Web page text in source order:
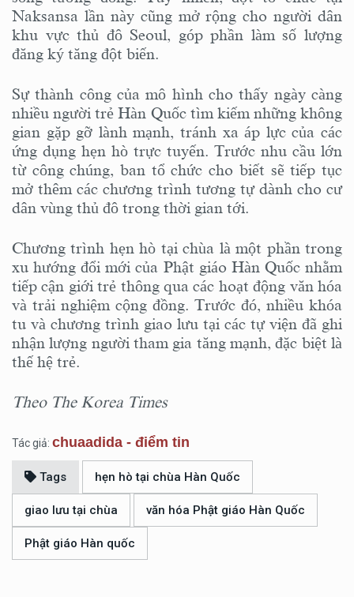
Naksansa lần này cũng mở rộng cho người dân
khu vực thủ đô Seoul, góp phần làm số lượng
đăng ký tăng đột biến.
Sự thành công của mô hình cho thấy ngày càng
nhiều người trẻ Hàn Quốc tìm kiếm những không
gian gặp gỡ lành mạnh, tránh xa áp lực của các
ứng dụng hẹn hò trực tuyến. Trước nhu cầu lớn
từ công chúng, ban tổ chức cho biết sẽ tiếp tục
mở thêm các chương trình tương tự dành cho cư
dân vùng thủ đô trong thời gian tới.
Chương trình hẹn hò tại chùa là một phần trong
xu hướng đổi mới của Phật giáo Hàn Quốc nhằm
tiếp cận giới trẻ thông qua các hoạt động văn hóa
và trải nghiệm cộng đồng. Trước đó, nhiều khóa
tu và chương trình giao lưu tại các tự viện đã ghi
nhận lượng người tham gia tăng mạnh, đặc biệt là
thế hệ trẻ.
Theo The Korea Times
Tác giả: chuaadida - điểm tin
Tags hẹn hò tại chùa Hàn Quốc
giao lưu tại chùa văn hóa Phật giáo Hàn Quốc
Phật giáo Hàn quốc